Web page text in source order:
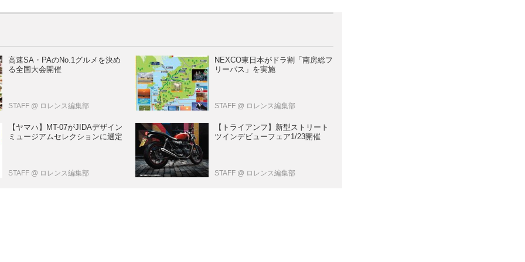
高速SA・PAのNo.1グルメを決め
る全国大会開催
STAFF @ ロレンス編集部
NEXCO東日本がドラ割「南房総フ
リーパス」を実施
STAFF @ ロレンス編集部
【ヤマハ】MT-07がJIDAデザイン
ミュージアムセレクションに選定
STAFF @ ロレンス編集部
【トライアンフ】新型ストリート
ツインデビューフェア1/23開催
STAFF @ ロレンス編集部